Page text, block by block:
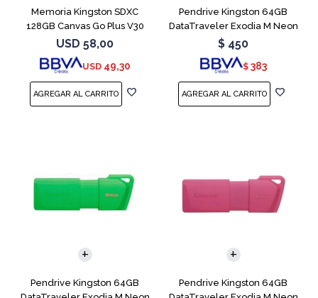
Memoria Kingston SDXC
128GB Canvas Go Plus V30
USD 58,00
USD 49,30
Pendrive Kingston 64GB
DataTraveler Exodia M Neon
Blue
$ 450
$ 383
Pendrive Kingston 64GB
Pendrive Kingston 64GB